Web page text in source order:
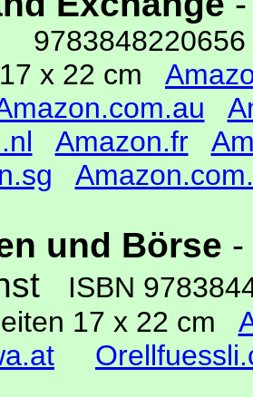
x 22 cm
Amazon.fr
und Börse -
ISBN
17 x 22 cm